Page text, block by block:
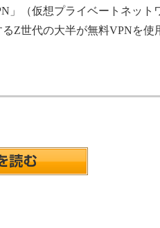
（仮想プライベートネット
Z世代の大半が無料VPNを使